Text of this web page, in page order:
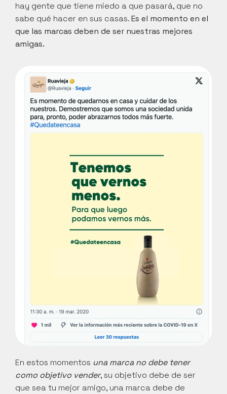
hay gente que tiene miedo a que pasará, que no
sabe qué hacer en sus casas. Es el momento en el
que las marcas deben de ser nuestras mejores
amigas.
En estos momentos una marca no debe tener
como objetivo vender, su objetivo debe de ser
que sea tu mejor amigo, una marca debe de